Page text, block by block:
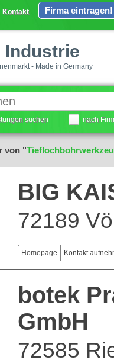
Kontakt Firma eintragen!
Industrie
- Made in Germany
suchen nach
von "
BIG
72189
Homepage Kontakt
botek
GmbH
72585